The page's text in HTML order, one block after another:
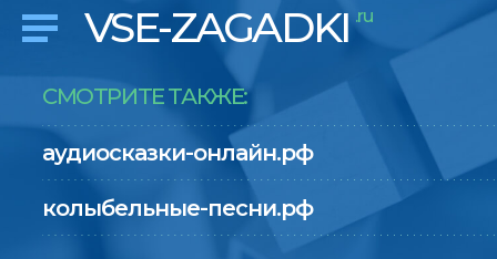
VSE-ZAGADKI .ru
СМОТРИТЕ ТАКЖЕ:
аудиосказки-онлайн.рф
колыбельные-песни.рф